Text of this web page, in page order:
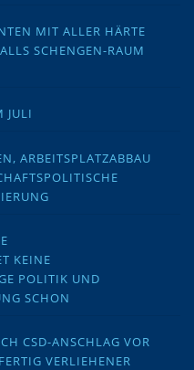
MIT ALLER HÄRTE
SCHENGEN-RAUM
JULI
ARBEITSPLATZABBAU
KEINE
POLITIK UND
SCHON
CSD-ANSCHLAG VOR
VERLIEHENER